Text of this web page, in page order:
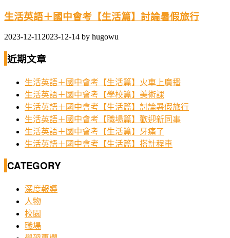
生活英語＋國中會考【生活篇】討論暑假旅行
2023-12-11 2023-12-14 by hugowu
近期文章
生活英語＋國中會考【生活篇】火車上廣播
生活英語＋國中會考【學校篇】美術課
生活英語＋國中會考【生活篇】討論暑假旅行
生活英語＋國中會考【職場篇】歡迎新同事
生活英語＋國中會考【生活篇】牙痛了
生活英語＋國中會考【生活篇】搭計程車
CATEGORY
深度報導
人物
校園
職場